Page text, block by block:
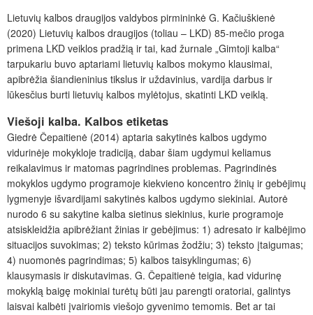
Lietuvių kalbos draugijos valdybos pirmininkė G. Kačiuškienė
(2020) Lietuvių kalbos draugijos (toliau – LKD) 85-mečio proga
primena LKD veiklos pradžią ir tai, kad žurnale „Gimtoji kalba“
tarpukariu buvo aptariami lietuvių kalbos mokymo klausimai,
apibrėžia šiandieninius tikslus ir uždavinius, vardija darbus ir
lūkesčius burti lietuvių kalbos mylėtojus, skatinti LKD veiklą.
Viešoji kalba. Kalbos etiketas
Giedrė Čepaitienė (2014) aptaria sakytinės kalbos ugdymo
vidurinėje mokykloje tradiciją, dabar šiam ugdymui keliamus
reikalavimus ir matomas pagrindines problemas. Pagrindinės
mokyklos ugdymo programoje kiekvieno koncentro žinių ir gebėjimų
lygmenyje išvardijami sakytinės kalbos ugdymo siekiniai. Autorė
nurodo 6 su sakytine kalba sietinus siekinius, kurie programoje
atsiskleidžia apibrėžiant žinias ir gebėjimus: 1) adresato ir kalbėjimo
situacijos suvokimas; 2) teksto kūrimas žodžiu; 3) teksto įtaigumas;
4) nuomonės pagrindimas; 5) kalbos taisyklingumas; 6)
klausymasis ir diskutavimas. G. Čepaitienė teigia, kad vidurinę
mokyklą baigę mokiniai turėtų būti jau parengti oratoriai, galintys
laisvai kalbėti įvairiomis viešojo gyvenimo temomis. Bet ar tai